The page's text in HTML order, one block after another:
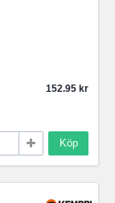
152.95
Köp